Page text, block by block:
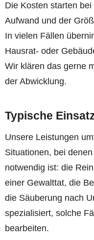
Die Kosten starten
Aufwand und der
In vielen Fällen
Hausrat- oder
Wir klären das gerne
der Abwicklung.
Typische
Unsere Leistungen
Situationen, bei
notwendig ist: die
einer Gewalttat, die
die Säuberung nach
spezialisiert, solche
bearbeiten.